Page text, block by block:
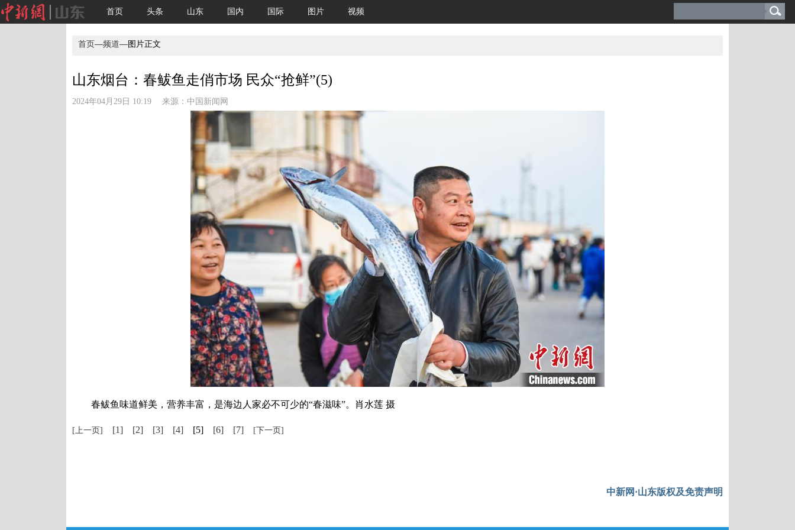
首页 头条 山东 国内 国际 图片 视频
首页—频道—图片正文
山东烟台：春鲅鱼走俏市场 民众“抢鲜”(5)
2024年04月29日 10:19 来源： 中国新闻网
春鲅鱼味道鲜美，营养丰富，是海边人家必不可少的“春滋味”。肖水莲 摄
[上一页] [1] [2] [3] [4] [5] [6] [7] [下一页]
中新网·山东版权及免责声明